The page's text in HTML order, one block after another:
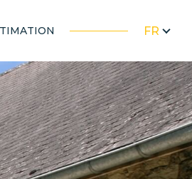
neuf
Langue
FR
Filtrer